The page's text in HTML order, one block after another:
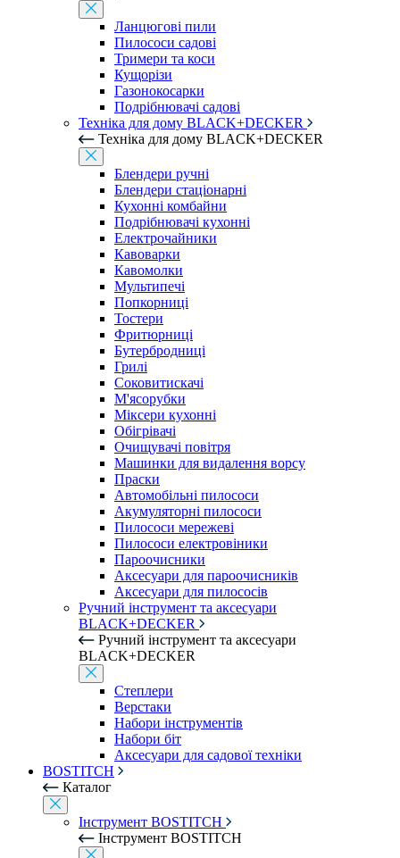
Ланцюгові пили
Пилососи садові
Тримери та коси
Кущорізи
Газонокосарки
Подрібнювачі садові
Техніка для дому BLACK+DECKER
Техніка для дому BLACK+DECKER
Блендери ручні
Блендери стаціонарні
Кухонні комбайни
Подрібнювачі кухонні
Електрочайники
Кавоварки
Кавомолки
Мультипечі
Попкорниці
Тостери
Фритюрниці
Бутербродниці
Грилі
Соковитискачі
М'ясорубки
Міксери кухонні
Обігрівачі
Очищувачі повітря
Машинки для видалення ворсу
Праски
Автомобільні пилососи
Акумуляторні пилососи
Пилососи мережеві
Пилососи електровіники
Пароочисники
Аксесуари для пароочисників
Аксесуари для пилососів
Ручний інструмент та аксесуари
BLACK+DECKER
Ручний інструмент та аксесуари
BLACK+DECKER
Степлери
Верстаки
Набори інструментів
Набори біт
Аксесуари для садової техніки
BOSTITCH
Каталог
Інструмент BOSTITCH
Інструмент BOSTITCH